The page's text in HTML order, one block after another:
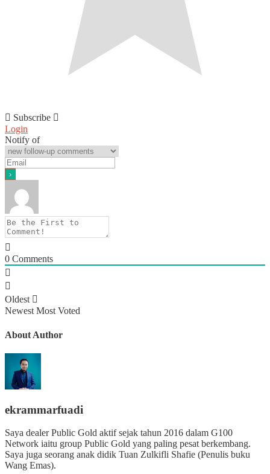
Subscribe
Login
Notify of
0 Comments
Oldest
Newest Most Voted
About Author
ekrammarfuadi
Saya dealer Public Gold aktif sejak tahun 2016 dalam G100
Network iaitu group Public Gold yang paling pesat berkembang.
Saya juga seorang anak didik Tuan Zulkifli Shafie (Penulis buku
Wang Emas).